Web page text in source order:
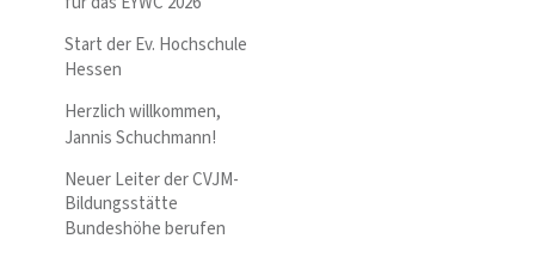
Start der Ev. Hochschule
Hessen
Herzlich willkommen,
Jannis Schuchmann!
Neuer Leiter der CVJM-
Bildungsstätte
Bundeshöhe berufen